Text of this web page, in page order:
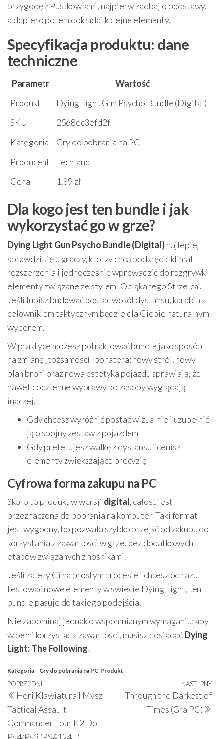
przygodę z Pustkowiami, najpierw zadbaj o podstawy,
a dopiero potem dokładaj kolejne elementy.
Specyfikacja produktu: dane
techniczne
Parametr
Wartość
Produkt
Dying Light Gun Psycho Bundle (Digital)
SKU
2568ec3efd2f
Kategoria
Gry do pobrania na PC
Producent
Techland
Cena
1.89 zł
Dla kogo jest ten bundle i jak
wykorzystać go w grze?
Dying Light Gun Psycho Bundle (Digital)najlepiej
sprawdzi się u graczy, którzy chcą podkręcić klimat
rozszerzenia i jednocześnie wprowadzić do rozgrywki
elementy związane ze stylem „Obłąkanego Strzelca”.
Jeśli lubisz budować postać wokół dystansu, karabin z
celownikiem taktycznym będzie dla Ciebie naturalnym
wyborem.
W praktyce możesz potraktować bundle jako sposób
na zmianę „tożsamości” bohatera: nowy strój, nowy
plan broni oraz nowa estetyka pojazdu sprawiają, że
nawet codzienne wyprawy po zasoby wyglądają
inaczej.
Gdy chcesz wyróżnić postać wizualnie i uzupełnić
ją o spójny zestaw z pojazdem
Gdy preferujesz walkę z dystansu i cenisz
elementy zwiększające precyzję
Cyfrowa forma zakupu na PC
Skoro to produkt w wersji digital, całość jest
przeznaczona do pobrania na komputer. Taki format
jest wygodny, bo pozwala szybko przejść od zakupu do
korzystania z zawartości w grze, bez dodatkowych
etapów związanych z nośnikami.
Jeśli zależy Ci na prostym procesie i chcesz od razu
testować nowe elementy w świecie Dying Light, ten
bundle pasuje do takiego podejścia.
Nie zapominaj jednak o wspomnianym wymaganiu: aby
w pełni korzystać z zawartości, musisz posiadaćDying
Light: The Following.
Kategoria Gry do pobrania na PC Produkt
Nawigacja
wpisu
Poprzedni
wpis
POPRZEDNI
Hori Klawiatura I Mysz
Tactical Assault
Commander Four K2 Do
Ps4/Ps3 (PS4124E)
NASTĘPNY
Through the Darkest of
Times (Gra PC)